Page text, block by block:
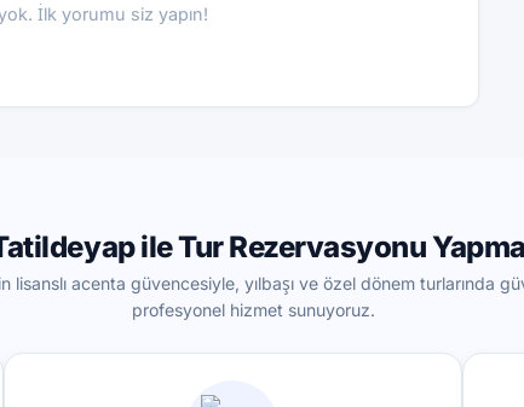
İlk yorumu siz yapın!
ile Tur Rezervasyonu
lisanslı acenta güvencesiyle, yılbaşı ve özel dönem turlarında
profesyonel hizmet sunuyoruz.